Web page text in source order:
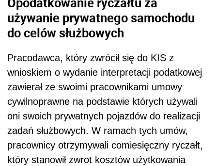
używanie prywatnego samochodu
do celów służbowych
Pracodawca, który zwrócił się do KIS z
wnioskiem o wydanie interpretacji podatkowej
zawierał ze swoimi pracownikami umowy
cywilnoprawne na podstawie których używali
oni swoich prywatnych pojazdów do realizacji
zadań służbowych. W ramach tych umów,
pracownicy otrzymywali comiesięczny ryczałt,
który stanowił zwrot kosztów użytkowania